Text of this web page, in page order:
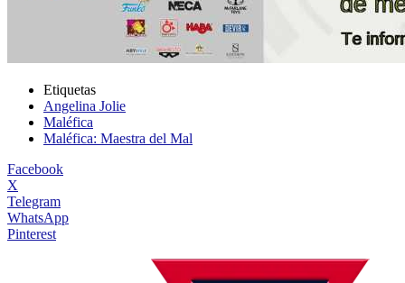
Etiquetas
Angelina Jolie
Maléfica
Maléfica: Maestra del Mal
Facebook
X
Telegram
WhatsApp
Pinterest